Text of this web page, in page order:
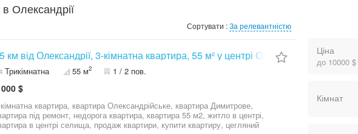
Олександрії
Сортувати :За релевантністю
км від Олександрії, 3-кімнатна квартира, 55 м² у центрі Олександрійського
Трикімнатна 55 м2 1 / 2 пов.
$
квартира, квартира Олександрійське, квартира Димитрове,
під ремонт, недорога квартира, квартира 55 м2, житло в центрі,
в центрі селища, продаж квартири, купити квартиру, цегляний
Ціна
до 10000 $
Кімнат